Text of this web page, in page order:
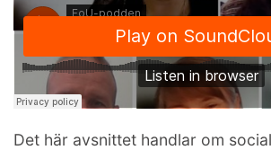
Det här avsnittet handlar om